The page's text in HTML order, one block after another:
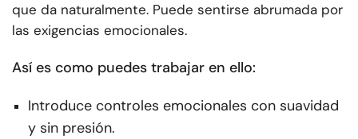
que da naturalmente. Puede sentirse abrumada por
las exigencias emocionales.
Así es como puedes trabajar en ello:
Introduce controles emocionales con suavidad
y sin presión.